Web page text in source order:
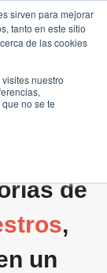
sirven para mejorar
tanto en este sitio
de las cookies
nuestro
no se te
de
,
un
Traducir »